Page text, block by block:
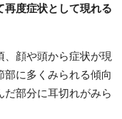
再度症状として現れる
顔や頭から症状が現
に多くみられる傾向
部分に耳切れがみら